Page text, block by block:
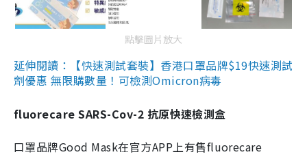
點擊圖片放大
延伸閱讀：【快速測試套裝】香港口罩品牌$19快速測試
劑優惠 無限購數量！可檢測Omicron病毒
fluorecare SARS-Cov-2 抗原快速檢測盒
口罩品牌Good Mask在官方APP上有售fluorecare